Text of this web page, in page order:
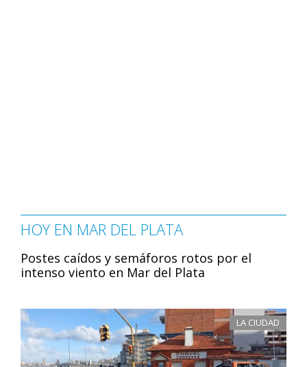
HOY EN MAR DEL PLATA
Postes caídos y semáforos rotos por el
intenso viento en Mar del Plata
LA CIUDAD